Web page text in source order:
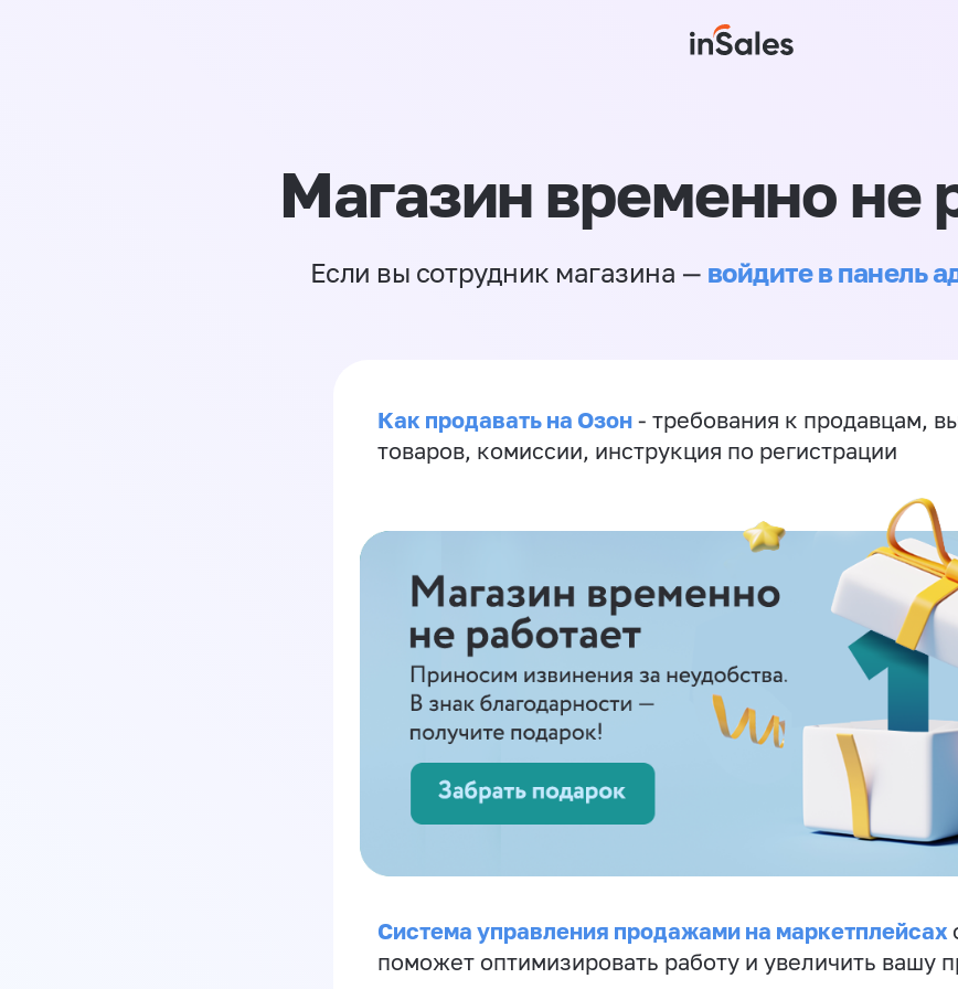
Магазин временно не
Если вы сотрудник магазина — войдите в панель
Как продавать на Озон - требования к продавцам,
товаров, комиссии, инструкция по регистрации
Система управления продажами на маркетплейсах
поможет оптимизировать работу и увеличить вашу